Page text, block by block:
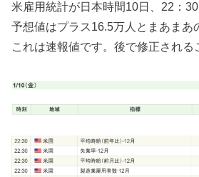
米雇用統計が日本時間10日、22：30
予想値はプラス16.5万人とまあまあ
これは速報値です。後で修正される